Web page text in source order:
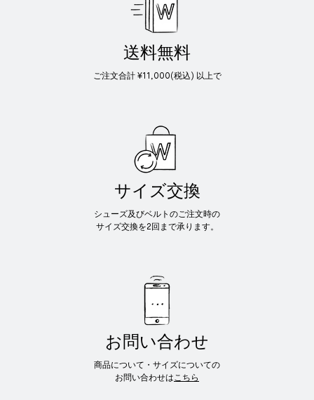
送料無料
ご注文合計 ¥11,000(税込) 以上で
サイズ交換
シューズ及びベルトのご注文時の
サイズ交換を2回まで承ります。
お問い合わせ
商品について・サイズについての
お問い合わせはこちら